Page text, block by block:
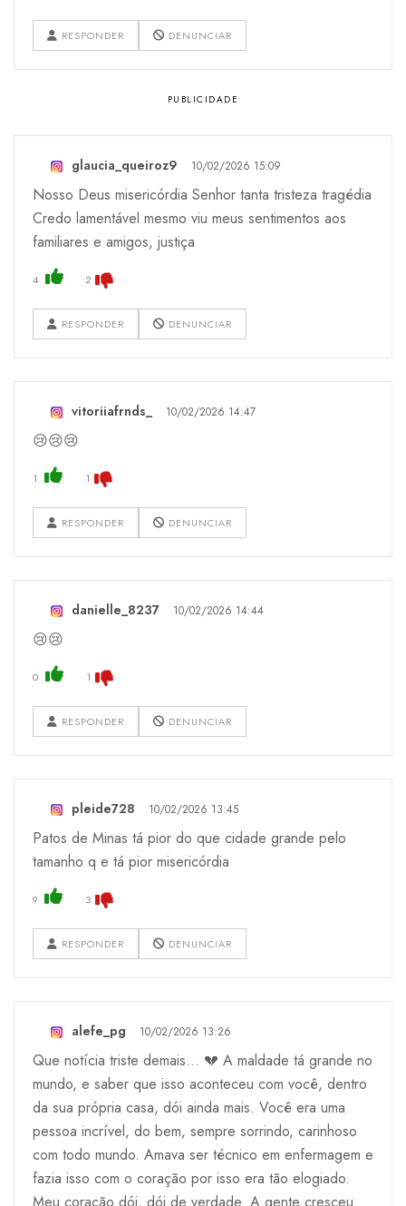
RESPONDER DENUNCIAR
glaucia_queiroz9 10/02/2026 15:09
Nosso Deus misericórdia Senhor tanta tristeza tragédia
Credo lamentável mesmo viu meus sentimentos aos
familiares e amigos, justiça
4 2
RESPONDER DENUNCIAR
vitoriiafrnds_ 10/02/2026 14:47
😢😢😢
1 1
RESPONDER DENUNCIAR
danielle_8237 10/02/2026 14:44
😢😢
0 1
RESPONDER DENUNCIAR
pleide728 10/02/2026 13:45
Patos de Minas tá pior do que cidade grande pelo
tamanho q e tá pior misericórdia
9 3
RESPONDER DENUNCIAR
alefe_pg 10/02/2026 13:26
Que notícia triste demais… 💔 A maldade tá grande no
mundo, e saber que isso aconteceu com você, dentro
da sua própria casa, dói ainda mais. Você era uma
pessoa incrível, do bem, sempre sorrindo, carinhoso
com todo mundo. Amava ser técnico em enfermagem e
fazia isso com o coração por isso era tão elogiado.